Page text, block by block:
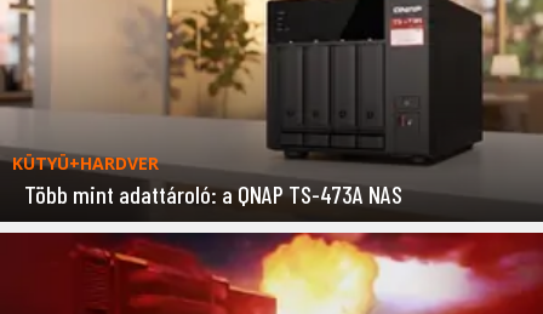
KÜTYÜ+HARDVER
Több mint adattároló: a QNAP TS-473A NAS